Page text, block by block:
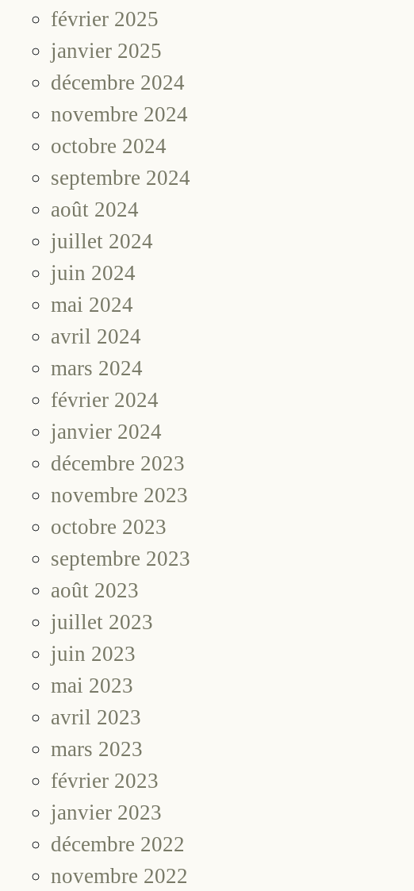
février 2025
janvier 2025
décembre 2024
novembre 2024
octobre 2024
septembre 2024
août 2024
juillet 2024
juin 2024
mai 2024
avril 2024
mars 2024
février 2024
janvier 2024
décembre 2023
novembre 2023
octobre 2023
septembre 2023
août 2023
juillet 2023
juin 2023
mai 2023
avril 2023
mars 2023
février 2023
janvier 2023
décembre 2022
novembre 2022